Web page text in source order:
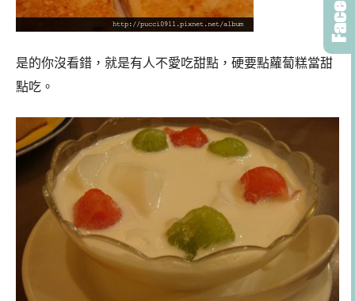
是的你沒看錯，就是有人不愛吃甜點，硬要點蘿蔔糕當甜
點吃。